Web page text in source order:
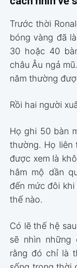
Trước thời
bóng vàng đã
30 hoặc 40
châu Âu ngả
năm thường
Rồi hai người
Họ ghi 50 bàn
thường. Họ liên
được xem là
hâm mộ dần
đến mức đôi
thế nào.
Có lẽ thế hệ
sẽ nhìn những
rằng đó chỉ là